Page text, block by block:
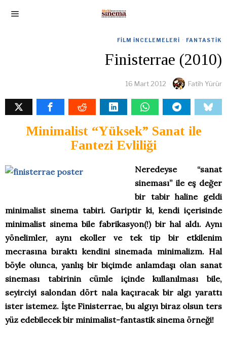
FILM İNCELEMELERI · FANTASTIK
Finisterrae (2010)
16 Mart 2012 Fatih Yürür
Minimalist “Yüksek” Sanat ile
Fantezi Evliliği
Neredeyse “sanat
sineması” ile eş değer
bir tabir haline geldi
minimalist sinema tabiri. Gariptir ki, kendi içerisinde
minimalist sinema bile fabrikasyon(!) bir hal aldı. Aynı
yönelimler, aynı ekoller ve tek tip bir etkilenim
mecrasına bıraktı kendini sinemada minimalizm. Hal
böyle olunca, yanlış bir biçimde anlamdaşı olan sanat
sineması tabirinin cümle içinde kullanılması bile,
seyirciyi salondan dört nala kaçıracak bir algı yarattı
ister istemez. İşte Finisterrae, bu algıyı biraz olsun ters
yüz edebilecek bir minimalist-fantastik sinema örneği!